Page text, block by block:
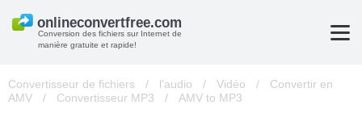
Conversion des fichiers sur Internet de
manière gratuite et rapide!
Convertisseur de fichiers / l'audio / Vidéo /
Convertir en
AMV
/ Convertisseur MP3 / AMV to MP3